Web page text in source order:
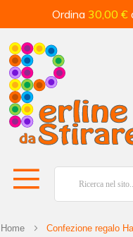
Ordina 30,00 €
Home Confezione regalo